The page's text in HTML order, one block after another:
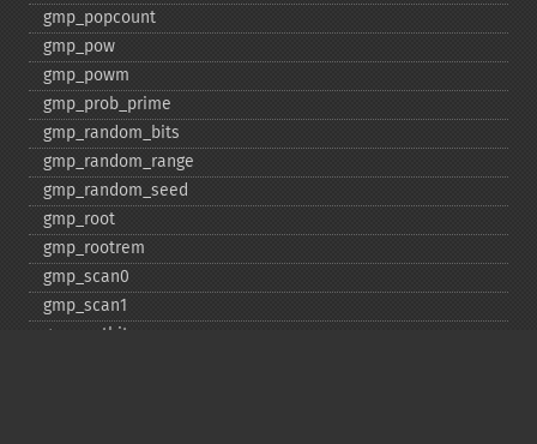
gmp_​popcount
gmp_​pow
gmp_​powm
gmp_​prob_​prime
gmp_​random_​bits
gmp_​random_​range
gmp_​random_​seed
gmp_​root
gmp_​rootrem
gmp_​scan0
gmp_​scan1
gmp_​setbit